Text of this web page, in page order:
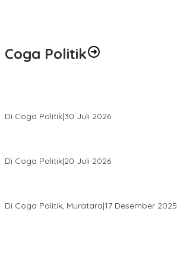
Coga Politik
Di Coga Politik|30 Juli 2026
Di Coga Politik|20 Juli 2026
Di Coga Politik, Muratara|17 Desember 2025